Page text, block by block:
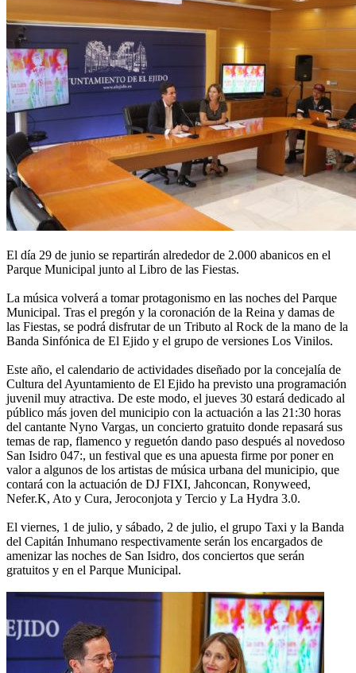
El día 29 de junio se repartirán alrededor de 2.000 abanicos en el
Parque Municipal junto al Libro de las Fiestas.
La música volverá a tomar protagonismo en las noches del Parque
Municipal. Tras el pregón y la coronación de la Reina y damas de
las Fiestas, se podrá disfrutar de un Tributo al Rock de la mano de la
Banda Sinfónica de El Ejido y el grupo de versiones Los Vinilos.
Este año, el calendario de actividades diseñado por la concejalía de
Cultura del Ayuntamiento de El Ejido ha previsto una programación
juvenil muy atractiva. De este modo, el jueves 30 estará dedicado al
público más joven del municipio con la actuación a las 21:30 horas
del cantante Nyno Vargas, un concierto gratuito donde repasará sus
temas de rap, flamenco y reguetón dando paso después al novedoso
San Isidro 047:, un festival que es una apuesta firme por poner en
valor a algunos de los artistas de música urbana del municipio, que
contará con la actuación de DJ FIXI, Jahconcan, Ronyweed,
Nefer.K, Ato y Cura, Jeroconjota y Tercio y La Hydra 3.0.
El viernes, 1 de julio, y sábado, 2 de julio, el grupo Taxi y la Banda
del Capitán Inhumano respectivamente serán los encargados de
amenizar las noches de San Isidro, dos conciertos que serán
gratuitos y en el Parque Municipal.